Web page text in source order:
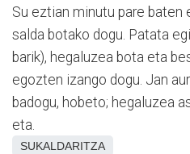
Su eztian minutu pare baten
salda botako dogu. Patata
barik), hegaluzea bota eta
egozten izango dogu. Jan
badogu, hobeto; hegaluzea
eta.
SUKALDARITZA